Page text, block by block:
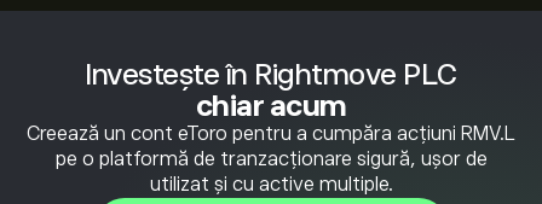
Investește în Rightmove PLC
chiar acum
Creează un cont eToro pentru a cumpăra acțiuni RMV.L
pe o platformă de tranzacționare sigură, ușor de
utilizat și cu active multiple.